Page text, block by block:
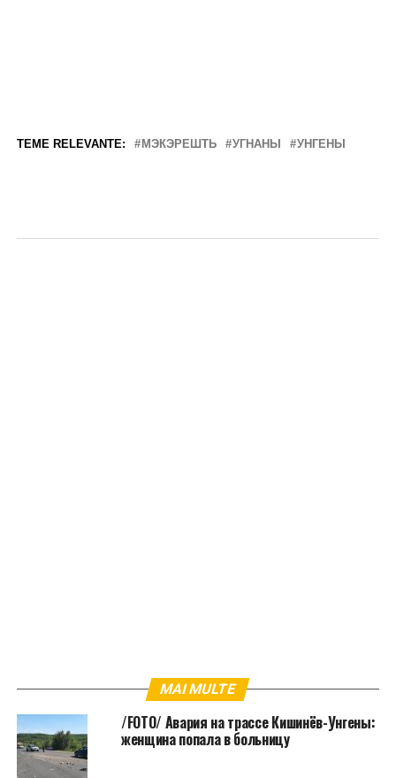
TEME RELEVANTE: МЭКЭРЕШТЬ УГНАНЫ УНГЕНЫ
MAI MULTE
/FOTO/ Авария на трассе Кишинёв-Унгены:
женщина попала в больницу